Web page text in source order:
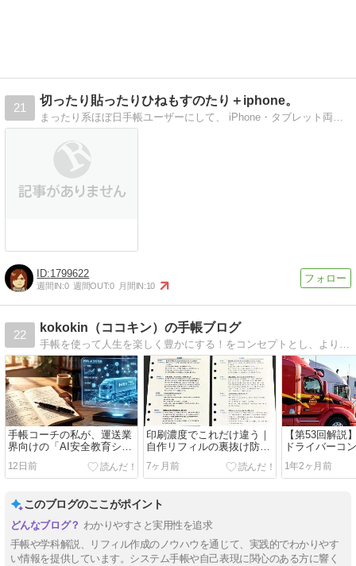
21
切ったり貼ったりひねもすのたり＋iphone。
まったり系ほぼ日手帳ユーザーにして、 iPhone・タブレット両刀使い。 ５歳の孫ちゃんを溺愛する電脳ばぁば。 実両親と義両親の４人を介護中。
1799622
週間IN:0 週間OUT:0 月間IN:10
22
kokokin（ココキン）の手帳ブログ
手帳を使って人生を楽しく豊かにする！をコンセプトとし、より良い毎日・充実した日々を送るための手帳術や手帳活用法、自作リフィルなどを紹介しています。【日本手帳マネージメント協会】認定コーチ
手帳コーチの私が、運送業
界向けの「AI安全教育シス
テム」を作った理由
12日前
印刷濃度でこれだけ違う｜
自作リフィルの裏抜け防止
7ヶ月前
【第53回解説
ドライバーコ
科問題から見
本力
1年2ヶ月前
このブログのここがポイント
わかりやすさと実用性を追求
手帳や学科解説、リフィル作成のノウハウを通じて、実践的でわかりやす
い情報を提供しています。システム手帳や自己表現に関心のある方に響く